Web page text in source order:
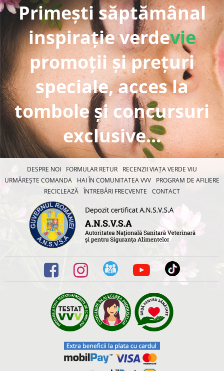
Primești săptămânal
inspirație verdevie
promoții și prețuri
speciale, acces la
tombole și concursuri
exclusive...
DESPRE NOI FORMULAR RETUR
RECENZII VIAȚA VERDE VIU
URMĂREȘTE COMANDA
HAI ÎN COMUNITATEA VVV
PROGRAM DE AFILIERE
RECICLEAZĂ ÎNTREBĂRI FRECVENTE CONTACT